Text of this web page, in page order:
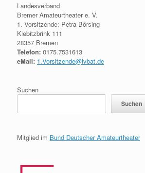
Landesverband
Bremer Amateurtheater e. V.
1. Vorsitzende: Petra Börsing
Kiebitzbrink 111
28357 Bremen
Telefon: 0175.7531613
eMail: 1.Vorsitzende@lvbat.de
Suchen
Suchen
Mitglied im Bund Deutscher Amateurtheater